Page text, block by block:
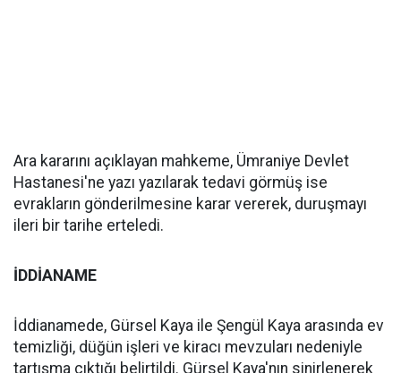
Ara kararını açıklayan mahkeme, Ümraniye Devlet
Hastanesi'ne yazı yazılarak tedavi görmüş ise
evrakların gönderilmesine karar vererek, duruşmayı
ileri bir tarihe erteledi.
İDDİANAME
İddianamede, Gürsel Kaya ile Şengül Kaya arasında ev
temizliği, düğün işleri ve kiracı mevzuları nedeniyle
tartışma çıktığı belirtildi. Gürsel Kaya'nın sinirlenerek